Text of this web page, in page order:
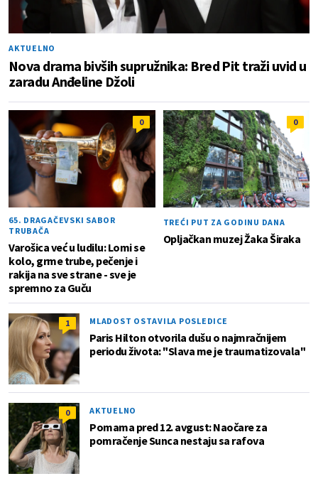
AKTUELNO
Nova drama bivših supružnika: Bred Pit traži uvid u
zaradu Anđeline Džoli
0
65. DRAGAČEVSKI SABOR
TRUBAČA
Varošica već u ludilu: Lomi se
kolo, grme trube, pečenje i
rakija na sve strane - sve je
spremno za Guču
0
TREĆI PUT ZA GODINU DANA
Opljačkan muzej Žaka Širaka
1 MLADOST OSTAVILA POSLEDICE
Paris Hilton otvorila dušu o najmračnijem
periodu života: "Slava me je traumatizovala"
0 AKTUELNO
Pomama pred 12. avgust: Naočare za
pomračenje Sunca nestaju sa rafova